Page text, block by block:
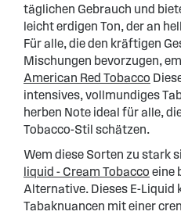
täglichen Gebrauch und
leicht erdigen Ton, der an
Für alle, die den kräftigen
Mischungen bevorzugen,
American Red Tobacco
intensives, vollmundiges
herben Note ideal für alle,
Tobacco-Stil schätzen.
Wem diese Sorten zu stark
liquid - Cream Tobacco eine
Alternative. Dieses E-Liquid
Tabaknuancen mit einer